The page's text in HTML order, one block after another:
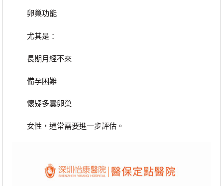
卵巢功能
尤其是：
長期月經不來
備孕困難
懷疑多囊卵巢
女性，通常需要進一步評估。